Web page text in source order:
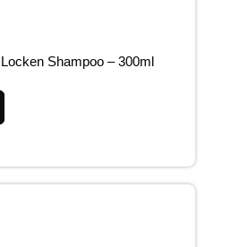
Shampoo – 300ml